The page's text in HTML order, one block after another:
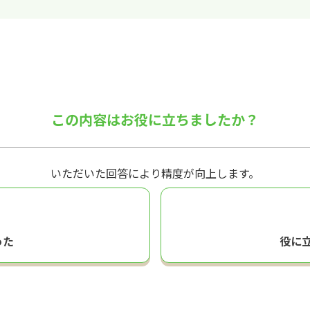
この内容はお役に立ちましたか？
いただいた回答により精度が向上します。
役に